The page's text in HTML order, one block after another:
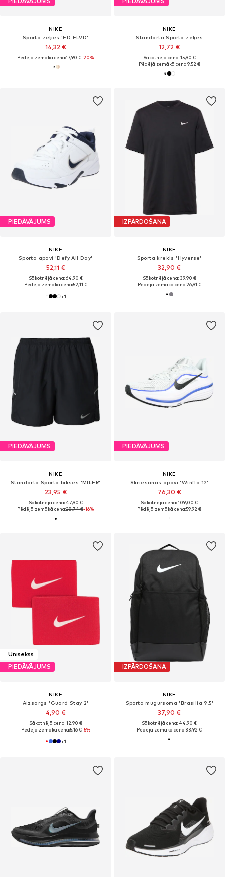
NIKE
Sporta zeķes 'ED ELVD'
14,32 €
Pēdējā zemākā cena:17,90 €-20%
NIKE
Standarta Sporta zeķes
12,72 €
Sākotnējā cena: 15,90 €
Pēdējā zemākā cena:9,52 €
PIEDĀVĀJUMS
NIKE
Sporta apavi 'Defy All Day'
52,11 €
Sākotnējā cena: 64,90 €
Pēdējā zemākā cena:52,11 €
+1
IZPĀRDOŠANA
NIKE
Sporta krekls 'Hyverse'
32,90 €
Sākotnējā cena: 39,90 €
Pēdējā zemākā cena:26,91 €
PIEDĀVĀJUMS
NIKE
Standarta Sporta bikses 'MILER'
23,95 €
Sākotnējā cena: 47,90 €
Pēdējā zemākā cena:28,74 €-16%
PIEDĀVĀJUMS
NIKE
Skriešanas apavi 'Winflo 12'
76,30 €
Sākotnējā cena: 109,00 €
Pēdējā zemākā cena:59,92 €
Unisekss
PIEDĀVĀJUMS
NIKE
Aizsargs 'Guard Stay 2'
4,90 €
Sākotnējā cena: 12,90 €
Pēdējā zemākā cena:5,16 €-5%
+1
IZPĀRDOŠANA
NIKE
Sporta mugursoma 'Brasilia 9.5'
37,90 €
Sākotnējā cena: 44,90 €
Pēdējā zemākā cena:33,92 €